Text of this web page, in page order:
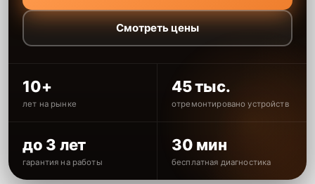
Смотреть цены
10+
лет на рынке
45 тыс.
отремонтировано устройств
до 3 лет
гарантия на работы
30 мин
бесплатная диагностика